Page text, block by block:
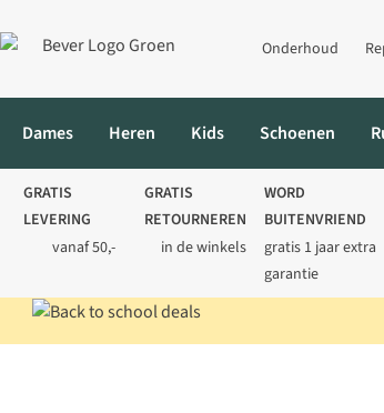
Onderhoud
Dames Heren Kids Schoenen
GRATIS
LEVERING
vanaf 50,-
GRATIS
RETOURNEREN
in de winkels
WORD
BUITENVRIEND
gratis 1 jaar extra
garantie